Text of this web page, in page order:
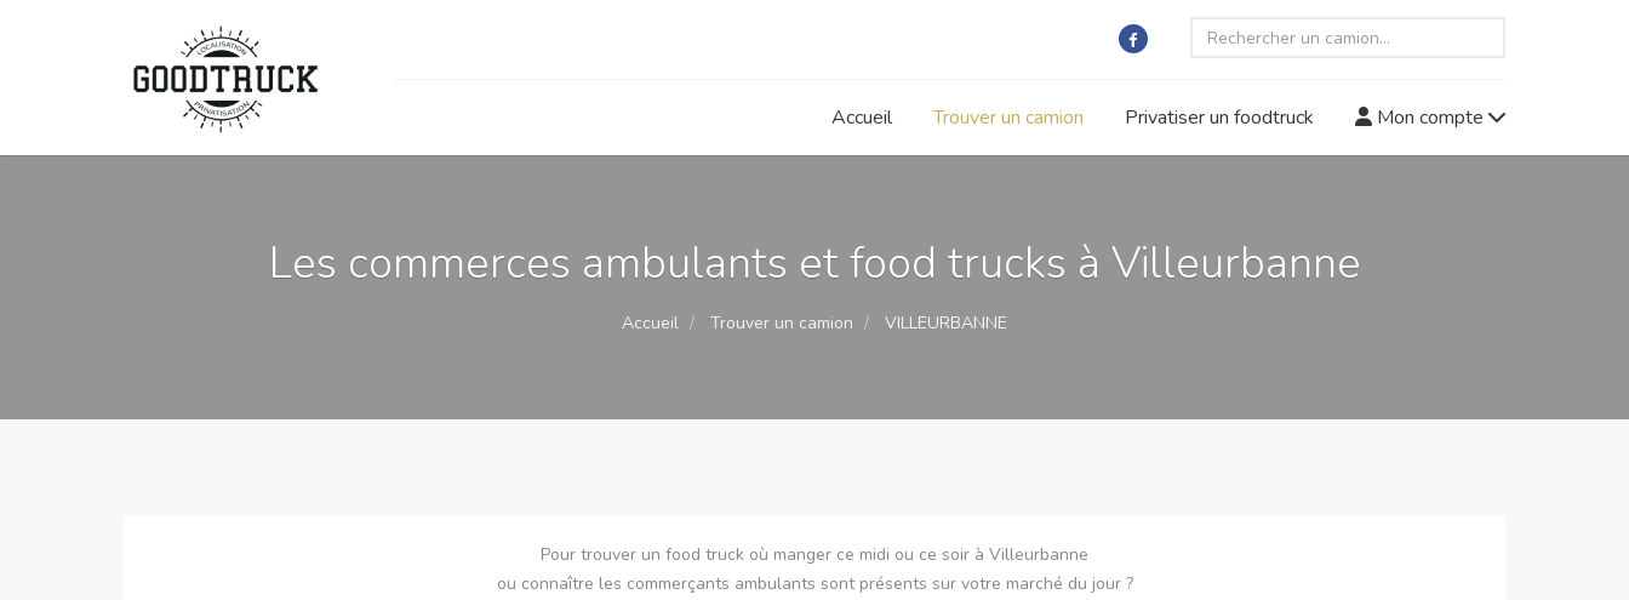
Accueil Trouver un camion Privatiser un foodtruck Mon compte
Les commerces ambulants et food trucks à Villeurbanne
Accueil Trouver un camion VILLEURBANNE
Pour trouver un food truck où manger ce midi ou ce soir à Villeurbanne
ou connaître les commerçants ambulants sont présents sur votre marché du jour ?